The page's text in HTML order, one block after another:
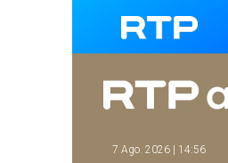
7 Ago. 2026 | 14:56